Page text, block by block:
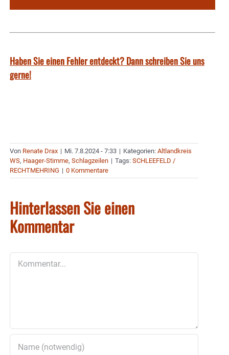
Haben Sie einen Fehler entdeckt? Dann schreiben Sie uns
gerne!
Von Renate Drax | Mi. 7.8.2024 - 7:33 | Kategorien: Altlandkreis
WS, Haager-Stimme, Schlagzeilen | Tags: SCHLEEFELD /
RECHTMEHRING | 0 Kommentare
Hinterlassen Sie einen
Kommentar